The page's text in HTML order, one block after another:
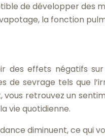
de développer des
la fonction
des effets négatifs
sevrage tels que
retrouvez un
vie quotidienne.
diminuent, ce qui